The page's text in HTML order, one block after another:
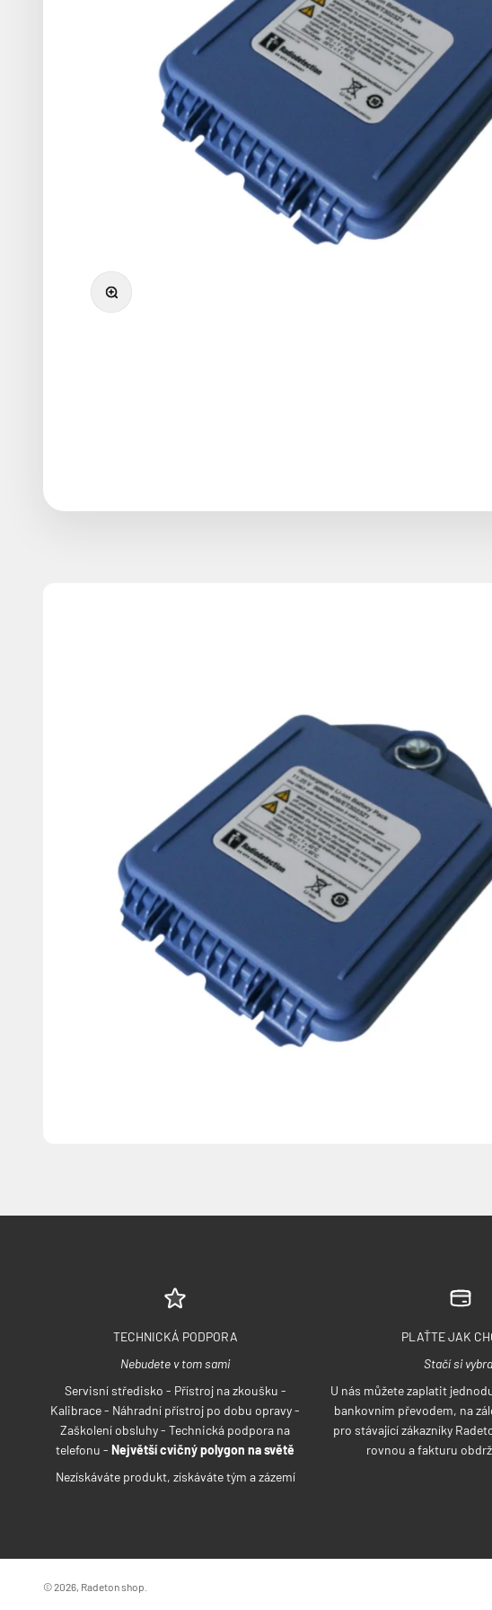
Přiblížit
TECHNICKÁ PODPORA
Nebudete v tom sami
Servisní středisko - Přístroj na zkoušku -
Kalibrace - Náhradní přístroj po dobu opravy -
Zaškolení obsluhy - Technická podpora na
telefonu - Největší cvičný polygon na světě
Nezískáváte produkt, získáváte tým a zázemí
PLAŤTE JAK
Stačí si
U nás můžete zaplatit
bankovním převodem, na
pro stávající zákazníky
rovnou a fakturu
© 2026, Radeton shop.